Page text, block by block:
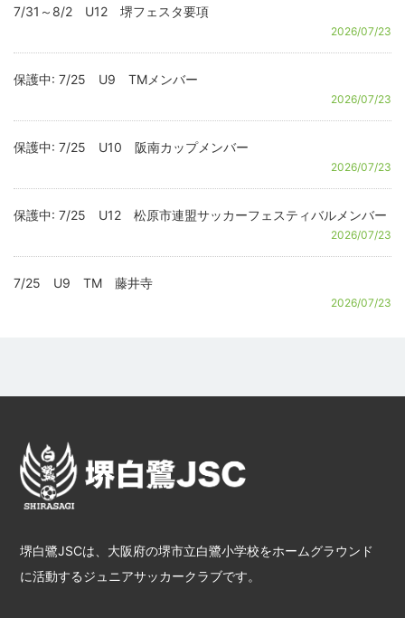
7/31～8/2 U12 堺フェスタ要項
2026/07/23
保護中: 7/25 U9 TMメンバー
2026/07/23
保護中: 7/25 U10 阪南カップメンバー
2026/07/23
保護中: 7/25 U12 松原市連盟サッカーフェスティバルメンバー
2026/07/23
7/25 U9 TM 藤井寺
2026/07/23
堺白鷺JSCは、大阪府の堺市立白鷺小学校をホームグラウンド
に活動するジュニアサッカークラブです。